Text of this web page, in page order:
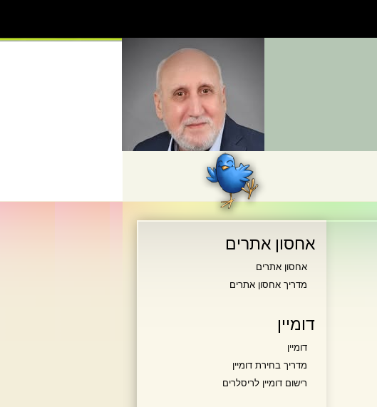
אחסון אתרים
אחסון אתרים
מדריך אחסון אתרים
דומיין
דומיין
מדריך בחירת דומיין
רישום דומיין לריסלרים